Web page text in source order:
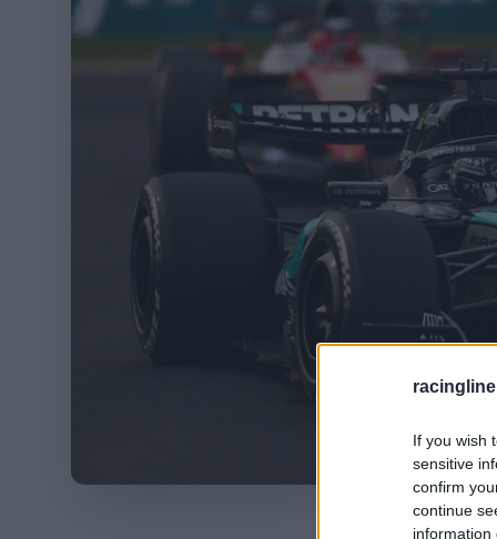
If you wish
sensitive
confirm
continue
information
Fotó: Simon